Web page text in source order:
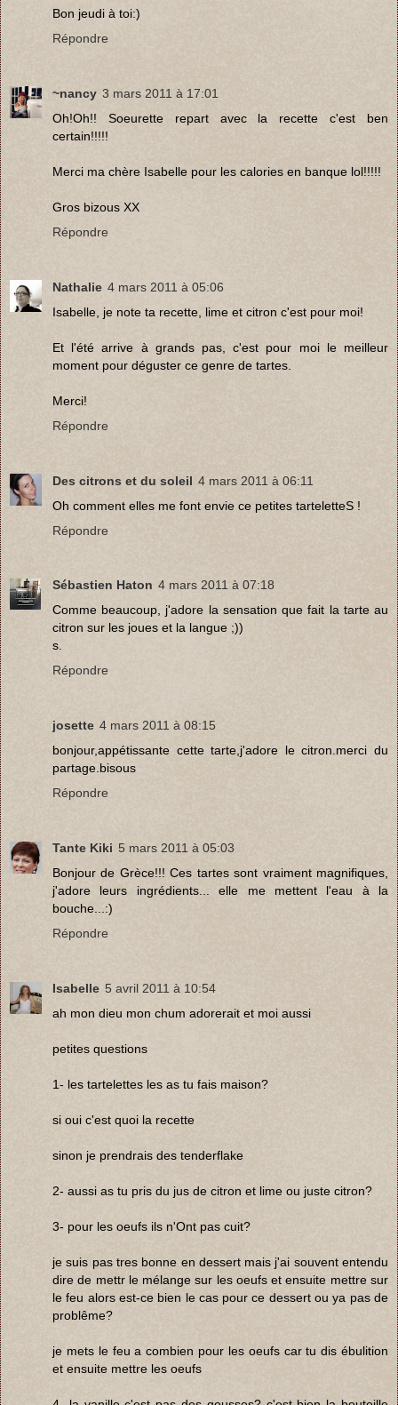
Bon jeudi à toi:)
Répondre
~nancy 3 mars 2011 à 17:01
Oh!Oh!! Soeurette repart avec la recette c'est ben
certain!!!!!
Merci ma chère Isabelle pour les calories en banque lol!!!!!
Gros bizous XX
Répondre
Nathalie 4 mars 2011 à 05:06
Isabelle, je note ta recette, lime et citron c'est pour moi!
Et l'été arrive à grands pas, c'est pour moi le meilleur
moment pour déguster ce genre de tartes.
Merci!
Répondre
Des citrons et du soleil 4 mars 2011 à 06:11
Oh comment elles me font envie ce petites tarteletteS !
Répondre
Sébastien Haton 4 mars 2011 à 07:18
Comme beaucoup, j'adore la sensation que fait la tarte au
citron sur les joues et la langue ;))
s.
Répondre
josette 4 mars 2011 à 08:15
bonjour,appétissante cette tarte,j'adore le citron.merci du
partage.bisous
Répondre
Tante Kiki 5 mars 2011 à 05:03
Bonjour de Grèce!!! Ces tartes sont vraiment magnifiques,
j'adore leurs ingrédients... elle me mettent l'eau à la
bouche...:)
Répondre
Isabelle 5 avril 2011 à 10:54
ah mon dieu mon chum adorerait et moi aussi
petites questions
1- les tartelettes les as tu fais maison?
si oui c'est quoi la recette
sinon je prendrais des tenderflake
2- aussi as tu pris du jus de citron et lime ou juste citron?
3- pour les oeufs ils n'Ont pas cuit?
je suis pas tres bonne en dessert mais j'ai souvent entendu
dire de mettr le mélange sur les oeufs et ensuite mettre sur
le feu alors est-ce bien le cas pour ce dessert ou ya pas de
problême?
je mets le feu a combien pour les oeufs car tu dis ébulition
et ensuite mettre les oeufs